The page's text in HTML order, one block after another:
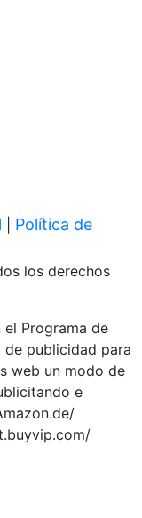
Política de
los derechos
Programa de
de publicidad para
web un modo de
e